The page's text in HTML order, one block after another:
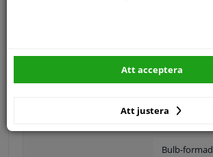
Bulb-formad
Att justera
Att acceptera